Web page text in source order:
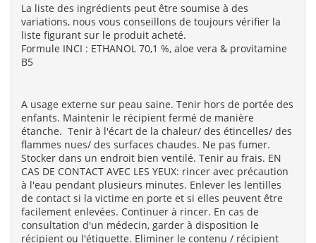
La liste des ingrédients peut être soumise à des
variations, nous vous conseillons de toujours vérifier la
liste figurant sur le produit acheté.
Formule INCI : ETHANOL 70,1 %, aloe vera & provitamine
B5
A usage externe sur peau saine. Tenir hors de portée des
enfants. Maintenir le récipient fermé de manière
étanche. Tenir à l'écart de la chaleur/ des étincelles/ des
flammes nues/ des surfaces chaudes. Ne pas fumer.
Stocker dans un endroit bien ventilé. Tenir au frais. EN
CAS DE CONTACT AVEC LES YEUX: rincer avec précaution
à l'eau pendant plusieurs minutes. Enlever les lentilles
de contact si la victime en porte et si elles peuvent être
facilement enlevées. Continuer à rincer. En cas de
consultation d'un médecin, garder à disposition le
récipient ou l'étiquette. Eliminer le contenu / récipient